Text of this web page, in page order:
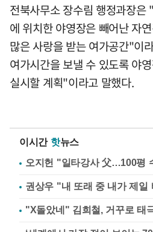
전북사무소 장수림 행정과장은
에 위치한 야영장은 빼어난 자
많은 사랑을 받는 여가공간"이
여가시간을 보낼 수 있도록 야
실시할 계획"이라고 말했다.
이시간 핫뉴스
오지헌 "일타강사 父…100평
권상우 "내 또래 중 내가 제
"X돌았네" 김희철, 거꾸로 태